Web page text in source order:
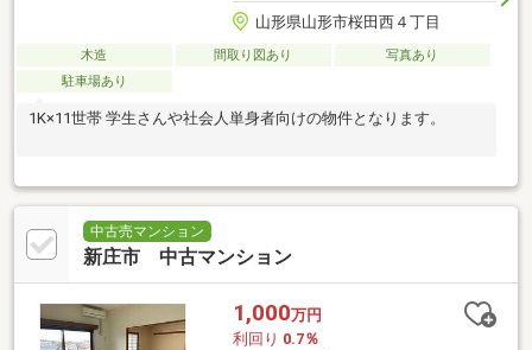
山形県山形市桜田西４丁目
木造 間取り図あり
写真あり
駐車場あり
1K×11世帯 学生さんや社会人単身者向けの物件となります。
中古売マンション
新庄市 中古マンション
1,000万円
利回り 0.7％